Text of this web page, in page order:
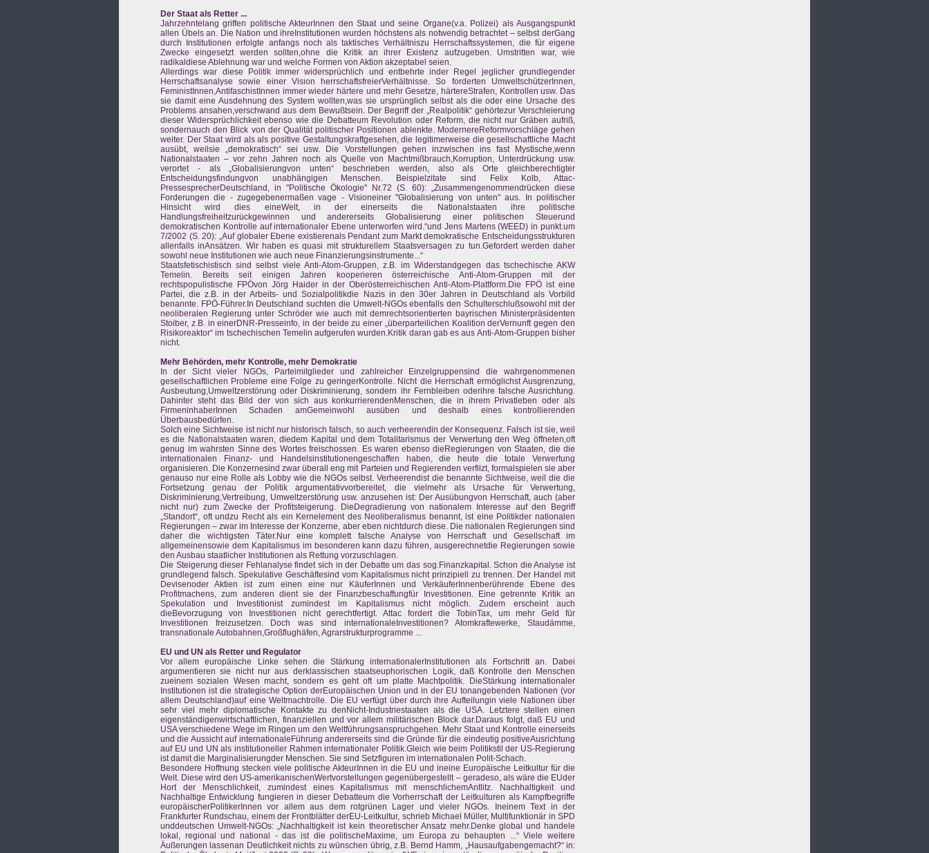
Der Staat als Retter ...
Jahrzehntelang griffen politische AkteurInnen den Staat und seine Organe(v.a. Polizei) als Ausgangspunkt
allen Übels an. Die Nation und ihreInstitutionen wurden höchstens als notwendig betrachtet – selbst derGang
durch Institutionen erfolgte anfangs noch als taktisches Verhältniszu Herrschaftssystemen, die für eigene
Zwecke eingesetzt werden sollten,ohne die Kritik an ihrer Existenz aufzugeben. Umstritten war, wie
radikaldiese Ablehnung war und welche Formen von Aktion akzeptabel seien.
Allerdings war diese Politik immer widersprüchlich und entbehrte inder Regel jeglicher grundlegender
Herrschaftsanalyse sowie einer Vision herrschaftsfreierVerhältnisse. So forderten UmweltschützerInnen,
FeministInnen,AntifaschistInnen immer wieder härtere und mehr Gesetze, härtereStrafen, Kontrollen usw. Das
sie damit eine Ausdehnung des System wollten,was sie ursprünglich selbst als die oder eine Ursache des
Problems ansahen,verschwand aus dem Bewußtsein. Der Begriff der „Realpolitik“ gehörtezur Verschleierung
dieser Widersprüchlichkeit ebenso wie die Debatteum Revolution oder Reform, die nicht nur Gräben aufriß,
sondernauch den Blick von der Qualität politischer Positionen ablenkte. ModernereReformvorschläge gehen
weiter. Der Staat wird als als positive Gestaltungskraftgesehen, die legitimerweise die gesellschaftliche Macht
ausübt, weilsie „demokratisch“ sei usw. Die Vorstellungen gehen inzwischen ins fast Mystische,wenn
Nationalstaaten – vor zehn Jahren noch als Quelle von Machtmißbrauch,Korruption, Unterdrückung usw.
verortet - als „Globalisierungvon unten“ beschrieben werden, also als Orte gleichberechtigter
Entscheidungsfindungvon unabhängigen Menschen. Beispielzitate sind Felix Kolb, Attac-
PressesprecherDeutschland, in "Politische Ökologie" Nr.72 (S. 60): „Zusammengenommendrücken diese
Forderungen die - zugegebenermaßen vage - Visioneiner "Globalisierung von unten" aus. In politischer
Hinsicht wird dies eineWelt, in der einerseits die Nationalstaaten ihre politische
Handlungsfreiheitzurückgewinnen und andererseits Globalisierung einer politischen Steuerund
demokratischen Kontrolle auf internationaler Ebene unterworfen wird.“und Jens Martens (WEED) in punkt.um
7/2002 (S. 20): „Auf globaler Ebene existierenals Pendant zum Markt demokratische Entscheidungsstrukturen
allenfalls inAnsätzen. Wir haben es quasi mit strukturellem Staatsversagen zu tun.Gefordert werden daher
sowohl neue Institutionen wie auch neue Finanzierungsinstrumente...“
Staatsfetischistisch sind selbst viele Anti-Atom-Gruppen, z.B. im Widerstandgegen das tschechische AKW
Temelin. Bereits seit einigen Jahren kooperieren österreichische Anti-Atom-Gruppen mit der
rechtspopulistische FPÖvon Jörg Haider in der Oberösterreichischen Anti-Atom-Plattform.Die FPÖ ist eine
Partei, die z.B. in der Arbeits- und Sozialpolitikdie Nazis in den 30er Jahren in Deutschland als Vorbild
benannte. FPÖ-Führer.In Deutschland suchten die Umwelt-NGOs ebenfalls den Schulterschlußsowohl mit der
neoliberalen Regierung unter Schröder wie auch mit demrechtsorientierten bayrischen Ministerpräsidenten
Stoiber, z.B. in einerDNR-Presseinfo, in der beide zu einer „überparteilichen Koalition derVernunft gegen den
Risikoreaktor“ im tschechischen Temelin aufgerufen wurden.Kritik daran gab es aus Anti-Atom-Gruppen bisher
nicht.
Mehr Behörden, mehr Kontrolle, mehr Demokratie
In der Sicht vieler NGOs, Parteimitglieder und zahlreicher Einzelgruppensind die wahrgenommenen
gesellschaftlichen Probleme eine Folge zu geringerKontrolle. Nicht die Herrschaft ermöglichst Ausgrenzung,
Ausbeutung,Umweltzerstörung oder Diskriminierung, sondern ihr Fernbleiben oderihre falsche Ausrichtung.
Dahinter steht das Bild der von sich aus konkurrierendenMenschen, die in ihrem Privatleben oder als
FirmeninhaberInnen Schaden amGemeinwohl ausüben und deshalb eines kontrollierenden
Überbausbedürfen.
Solch eine Sichtweise ist nicht nur historisch falsch, so auch verheerendin der Konsequenz. Falsch ist sie, weil
es die Nationalstaaten waren, diedem Kapital und dem Totalitarismus der Verwertung den Weg öffneten,oft
genug im wahrsten Sinne des Wortes freischossen. Es waren ebenso dieRegierungen von Staaten, die die
internationalen Finanz- und Handelsinstitutionengeschaffen haben, die heute die totale Verwertung
organisieren. Die Konzernesind zwar überall eng mit Parteien und Regierenden verfilzt, formalspielen sie aber
genauso nur eine Rolle als Lobby wie die NGOs selbst. Verheerendist die benannte Sichtweise, weil die die
Fortsetzung genau der Politik argumentativvorbereitet, die vielmehr als Ursache für Verwertung,
Diskriminierung,Vertreibung, Umweltzerstörung usw. anzusehen ist: Der Ausübungvon Herrschaft, auch (aber
nicht nur) zum Zwecke der Profitsteigerung. DieDegradierung von nationalem Interesse auf den Begriff
„Standort“, oft undzu Recht als ein Kernelement des Neoliberalismus benannt, ist eine Politikder nationalen
Regierungen – zwar im Interesse der Konzerne, aber eben nichtdurch diese. Die nationalen Regierungen sind
daher die wichtigsten Täter.Nur eine komplett falsche Analyse von Herrschaft und Gesellschaft im
allgemeinensowie dem Kapitalismus im besonderen kann dazu führen, ausgerechnetdie Regierungen sowie
den Ausbau staatlicher Institutionen als Rettung vorzuschlagen.
Die Steigerung dieser Fehlanalyse findet sich in der Debatte um das sog.Finanzkapital. Schon die Analyse ist
grundlegend falsch. Spekulative Geschäftesind vom Kapitalismus nicht prinzipiell zu trennen. Der Handel mit
Devisenoder Aktien ist zum einen eine nur KäuferInnen und VerkäuferInnenberührende Ebene des
Profitmachens, zum anderen dient sie der Finanzbeschaffungfür Investitionen. Eine getrennte Kritik an
Spekulation und Investitionist zumindest im Kapitalismus nicht möglich. Zudem erscheint auch
dieBevorzugung von Investitionen nicht gerechtfertigt. Attac fordert die TobinTax, um mehr Geld für
Investitionen freizusetzen. Doch was sind internationaleInvestitionen? Atomkraftewerke, Staudämme,
transnationale Autobahnen,Großflughäfen, Agrarstrukturprogramme ...
EU und UN als Retter und Regulator
Vor allem europäische Linke sehen die Stärkung internationalerInstitutionen als Fortschritt an. Dabei
argumentieren sie nicht nur aus derklassischen staatseuphorischen Logik, daß Kontrolle den Menschen
zueinem sozialen Wesen macht, sondern es geht oft um platte Machtpolitik. DieStärkung internationaler
Institutionen ist die strategische Option derEuropäischen Union und in der EU tonangebenden Nationen (vor
allem Deutschland)auf eine Weltmachtrolle. Die EU verfügt über durch ihre Aufteilungin viele Nationen über
sehr viel mehr diplomatische Kontakte zu denNicht-Industriestaaten als die USA. Letztere stellen einen
eigenständigenwirtschaftlichen, finanziellen und vor allem militärischen Block dar.Daraus folgt, daß EU und
USA verschiedene Wege im Ringen um den Weltführungsanspruchgehen. Mehr Staat und Kontrolle einerseits
und die Aussicht auf internationaleFührung andererseits sind die Gründe für die eindeutig positiveAusrichtung
auf EU und UN als institutioneller Rahmen internationaler Politik.Gleich wie beim Politikstil der US-Regierung
ist damit die Marginalisierungder Menschen. Sie sind Setzfiguren im internationalen Polit-Schach.
Besondere Hoffnung stecken viele politische AkteurInnen in die EU und ineine Europäische Leitkultur für die
Welt. Diese wird den US-amerikanischenWertvorstellungen gegenübergestellt – geradeso, als wäre die EUder
Hort der Menschlichkeit, zumindest eines Kapitalismus mit menschlichemAntlitz. Nachhaltigkeit und
Nachhaltige Entwicklung fungieren in dieser Debatteum die Vorherrschaft der Leitkulturen als Kampfbegriffe
europäischerPolitikerInnen vor allem aus dem rotgrünen Lager und vieler NGOs. Ineinem Text in der
Frankfurter Rundschau, einem der Frontblätter derEU-Leitkultur, schrieb Michael Müller, Multifunktionär in SPD
unddeutschen Umwelt-NGOs: „Nachhaltigkeit ist kein theoretischer Ansatz mehr.Denke global und handele
lokal, regional und national - das ist die politischeMaxime, um Europa zu behaupten ...“ Viele weitere
Äußerungen lassenan Deutlichkeit nichts zu wünschen übrig, z.B. Bernd Hamm, „Hausaufgabengemacht?“ in: